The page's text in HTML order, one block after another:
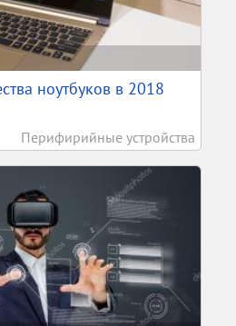
ноутбуков в 2018
Перифирийные устройства